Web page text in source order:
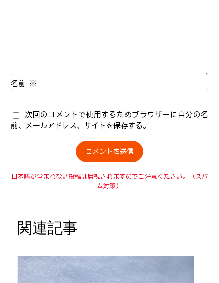
名前 ※
次回のコメントで使用するためブラウザーに自分の名
前、メールアドレス、サイトを保存する。
日本語が含まれない投稿は無視されますのでご注意ください。（スパ
ム対策）
関連記事